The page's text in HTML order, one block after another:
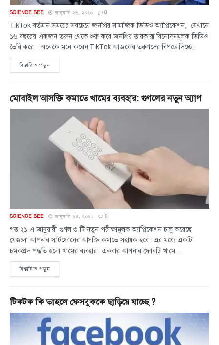
SCIENCE BEE জানুয়ারি ২৬, ২০২০ 0
TikTok বর্তমান সময়ের সবচেয়ে জনপ্রিয় সামাজিক ভিডিও অ্যাপ্লিকেশন, যেখানে
১৬ বছরের একজন তরুন থেকে শুরু করে জনপ্রিয় তারকারা বিনোদনমূলক ভিডিও
তৈরি করে। অনেকে মনে করেন TikTok আজকের তরুণদের বিগড়ে দিচ্ছে...
বিস্তারিত পড়ুন
মোবাইল আসক্তি কমাতে খামের ব্যবহার: গুগলের নতুন অ্যাপ
SCIENCE BEE জানুয়ারি ২৪, ২০২০ 0
গত ২১ এ জানুয়ারী গুগল ৩ টি নতুন পরীক্ষামূলক অ্যাপ্লিকেশন চালু করেছে
যেগুলো আপনার স্মার্টফোনের আসক্তি কমাতে সহায়ক হবে। এর মধ্যে একটি
চমকপ্রদ পদ্ধতি হলো খামের ব্যবহার। একবার আপনার ফোনটি খামে...
বিস্তারিত পড়ুন
টিকটক কি তাহলে ফেসবুককে ছাড়িয়ে যাচ্ছে ?